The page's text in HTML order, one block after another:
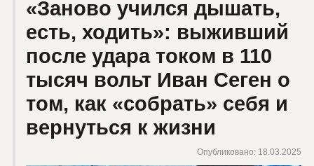
«Заново учился дышать,
есть, ходить»: выживший
после удара током в 110
тысяч вольт Иван Сеген о
том, как «собрать» себя и
вернуться к жизни
Опубликовано: 18.03.2025